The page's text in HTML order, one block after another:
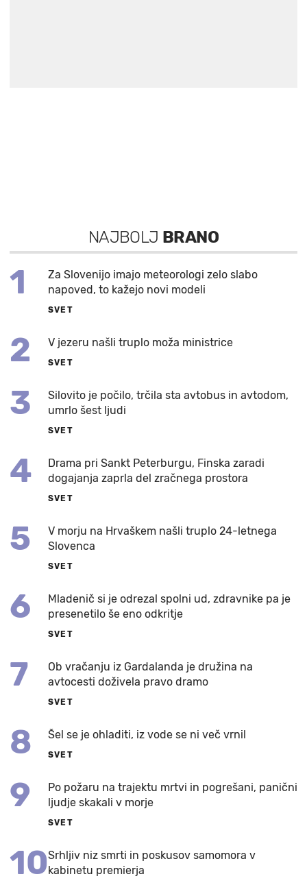
NAJBOLJ BRANO
1
Za Slovenijo imajo meteorologi zelo slabo
napoved, to kažejo novi modeli
SVET
2 V jezeru našli truplo moža ministrice
SVET
3
Silovito je počilo, trčila sta avtobus in avtodom,
umrlo šest ljudi
SVET
4
Drama pri Sankt Peterburgu, Finska zaradi
dogajanja zaprla del zračnega prostora
SVET
5
V morju na Hrvaškem našli truplo 24-letnega
Slovenca
SVET
6
Mladenič si je odrezal spolni ud, zdravnike pa je
presenetilo še eno odkritje
SVET
7
Ob vračanju iz Gardalanda je družina na
avtocesti doživela pravo dramo
SVET
8 Šel se je ohladiti, iz vode se ni več vrnil
SVET
9
Po požaru na trajektu mrtvi in pogrešani, panični
ljudje skakali v morje
SVET
10Srhljiv niz smrti in poskusov samomora v
kabinetu premierja